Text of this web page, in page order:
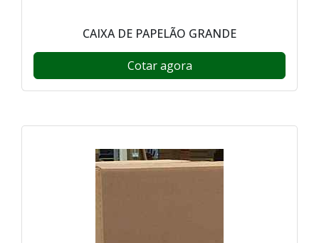
CAIXA DE PAPELÃO GRANDE
Cotar agora